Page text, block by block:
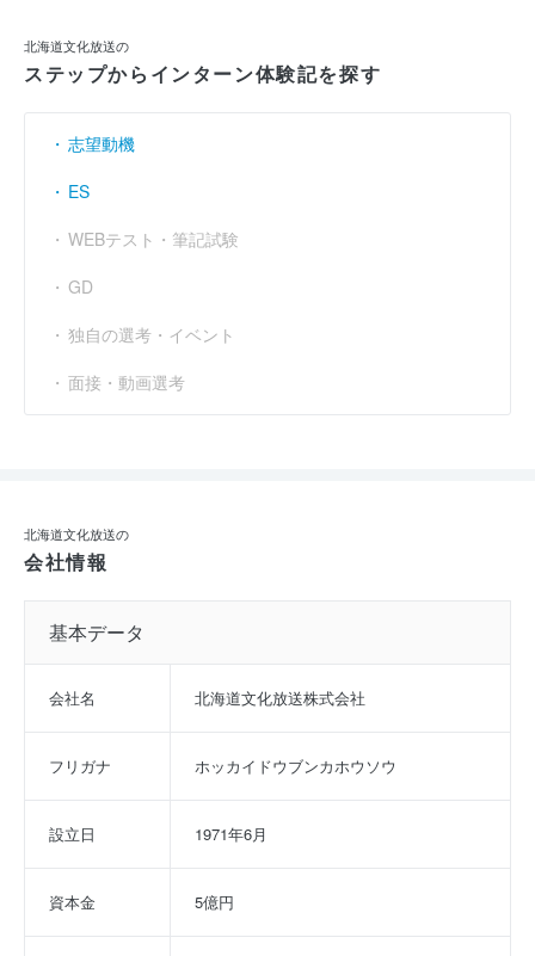
北海道文化放送の
ステップからインターン体験記を探す
志望動機
ES
WEBテスト・筆記試験
GD
独自の選考・イベント
面接・動画選考
北海道文化放送の
会社情報
基本データ
会社名 北海道文化放送株式会社
フリガナ ホッカイドウブンカホウソウ
設立日 1971年6月
資本金 5億円